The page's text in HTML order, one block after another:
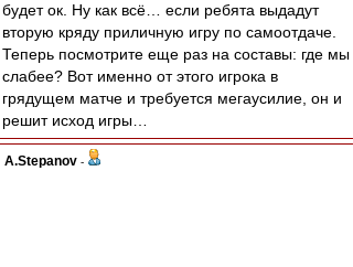
будет ок. Ну как всё… если ребята выдадут
вторую кряду приличную игру по самоотдаче.
Теперь посмотрите еще раз на составы: где мы
слабее? Вот именно от этого игрока в
грядущем матче и требуется мегаусилие, он и
решит исход игры…
A.Stepanov -